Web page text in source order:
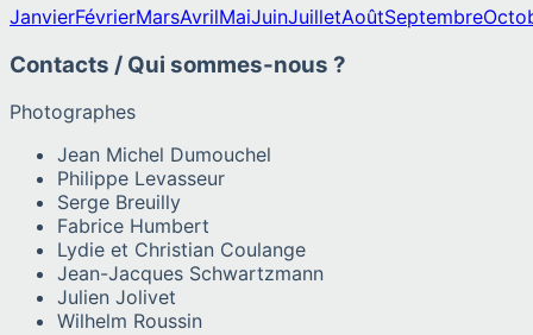
JanvierFévrierMarsAvrilMaiJuinJuilletAoûtSeptembre
Contacts / Qui sommes-nous ?
Photographes
Jean Michel Dumouchel
Philippe Levasseur
Serge Breuilly
Fabrice Humbert
Lydie et Christian Coulange
Jean-Jacques Schwartzmann
Julien Jolivet
Wilhelm Roussin